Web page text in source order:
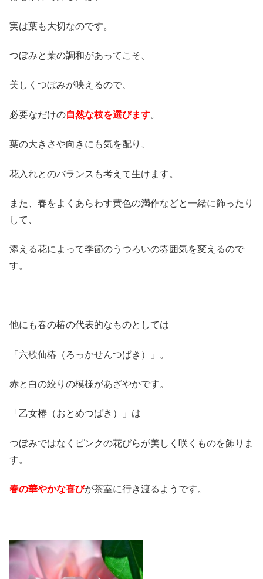
実は葉も大切なのです。
つぼみと葉の調和があってこそ、
美しくつぼみが映えるので、
必要なだけの自然な枝を選びます。
葉の大きさや向きにも気を配り、
花入れとのバランスも考えて生けます。
また、春をよくあらわす黄色の満作などと一緒に飾ったり
して、
添える花によって季節のうつろいの雰囲気を変えるので
す。
他にも春の椿の代表的なものとしては
「六歌仙椿（ろっかせんつばき）」。
赤と白の絞りの模様があざやかです。
「乙女椿（おとめつばき）」は
つぼみではなくピンクの花びらが美しく咲くものを飾りま
す。
春の華やかな喜びが茶室に行き渡るようです。